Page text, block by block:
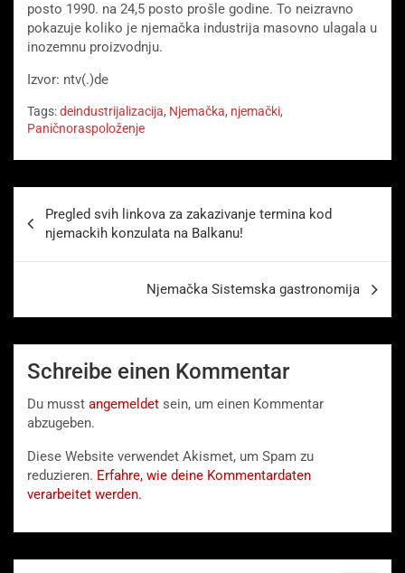
posto 1990. na 24,5 posto prošle godine. To neizravno
pokazuje koliko je njemačka industrija masovno ulagala u
inozemnu proizvodnju.
Izvor: ntv(.)de
Tags:deindustrijalizacija, Njemačka, njemački,
Paničnoraspoloženje
Pregled svih linkova za zakazivanje termina kod
njemackih konzulata na Balkanu!
Njemačka Sistemska gastronomija
Schreibe einen Kommentar
Du musst angemeldet sein, um einen Kommentar
abzugeben.
Diese Website verwendet Akismet, um Spam zu
reduzieren. Erfahre, wie deine Kommentardaten
verarbeitet werden.